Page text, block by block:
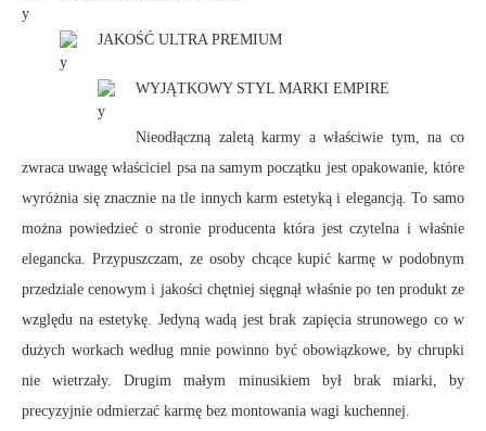
JAKOŚĆ ULTRA PREMIUM
WYJĄTKOWY STYL MARKI EMPIRE
Nieodłączną zaletą karmy a właściwie tym, na co
zwraca uwagę właściciel psa na samym początku jest opakowanie, które
wyróżnia się znacznie na tle innych karm estetyką i elegancją. To samo
można powiedzieć o stronie producenta która jest czytelna i właśnie
elegancka. Przypuszczam, ze osoby chcące kupić karmę w podobnym
przedziale cenowym i jakości chętniej sięgnął właśnie po ten produkt ze
względu na estetykę. Jedyną wadą jest brak zapięcia strunowego co w
dużych workach według mnie powinno być obowiązkowe, by chrupki
nie wietrzały. Drugim małym minusikiem był brak miarki, by
precyzyjnie odmierzać karmę bez montowania wagi kuchennej.